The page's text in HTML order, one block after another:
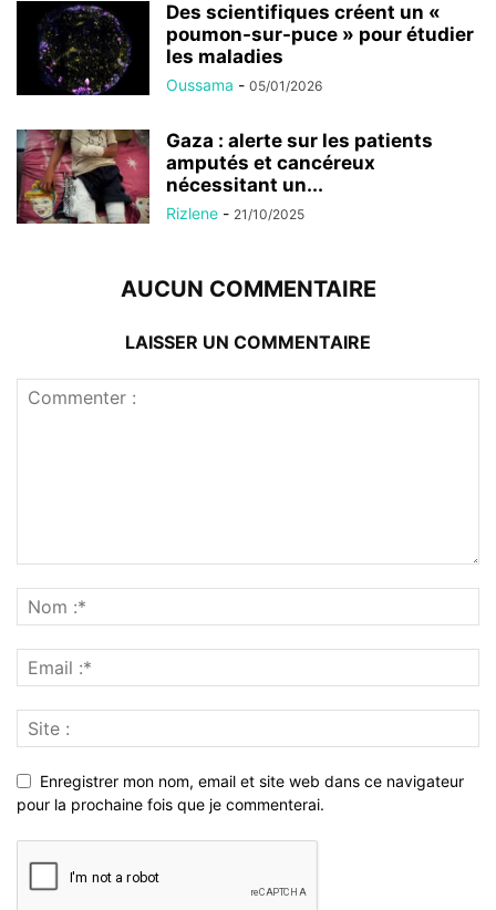
Des scientifiques créent un «
poumon-sur-puce » pour étudier
les maladies
Oussama - 05/01/2026
Gaza : alerte sur les patients
amputés et cancéreux
nécessitant un...
Rizlene - 21/10/2025
AUCUN COMMENTAIRE
LAISSER UN COMMENTAIRE
Enregistrer mon nom, email et site web dans ce navigateur
pour la prochaine fois que je commenterai.